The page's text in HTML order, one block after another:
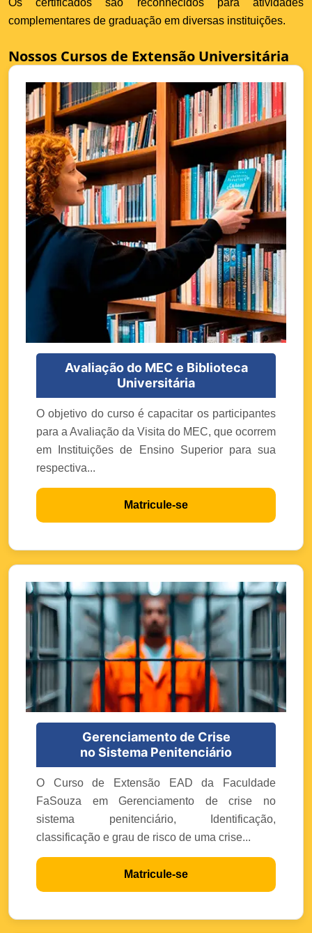
Os certificados são reconhecidos para atividades
complementares de graduação em diversas instituições.
Nossos Cursos de Extensão Universitária
Avaliação do MEC e Biblioteca
Universitária
O objetivo do curso é capacitar os participantes
para a Avaliação da Visita do MEC, que ocorrem
em Instituições de Ensino Superior para sua
respectiva...
Matricule-se
Gerenciamento de Crise
no Sistema Penitenciário
O Curso de Extensão EAD da Faculdade
FaSouza em Gerenciamento de crise no
sistema penitenciário, Identificação,
classificação e grau de risco de uma crise...
Matricule-se